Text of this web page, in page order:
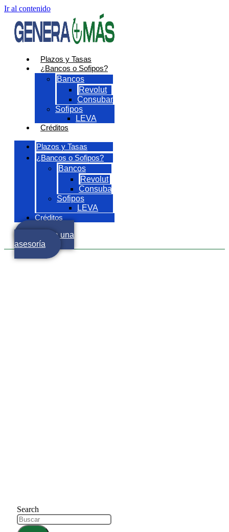
Ir al contenido
Plazos y Tasas
¿Bancos o Sofipos?
Bancos
Revolut
Consubanco
Sofipos
LEVA
Créditos
Plazos y Tasas
¿Bancos o Sofipos?
Bancos
Revolut
Consubanco
Sofipos
LEVA
Créditos
Agenda una
asesoría
Search